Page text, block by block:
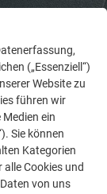
(„Essenziell“)
Website zu
führen wir
ein
Sie können
Kategorien
Cookies und
von uns